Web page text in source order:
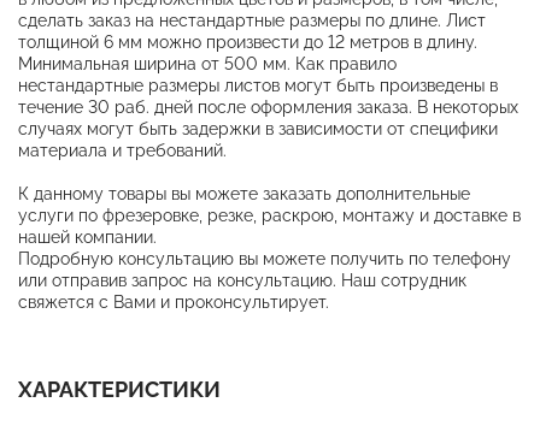
сделать заказ на нестандартные размеры по длине. Лист
толщиной 6 мм можно произвести до 12 метров в длину.
Минимальная ширина от 500 мм. Как правило
нестандартные размеры листов могут быть произведены в
течение 30 раб. дней после оформления заказа. В некоторых
случаях могут быть задержки в зависимости от специфики
материала и требований.
К данному товары вы можете заказать дополнительные
услуги по фрезеровке, резке, раскрою, монтажу и доставке в
нашей компании.
Подробную консультацию вы можете получить по телефону
или отправив запрос на консультацию. Наш сотрудник
свяжется с Вами и проконсультирует.
ХАРАКТЕРИСТИКИ